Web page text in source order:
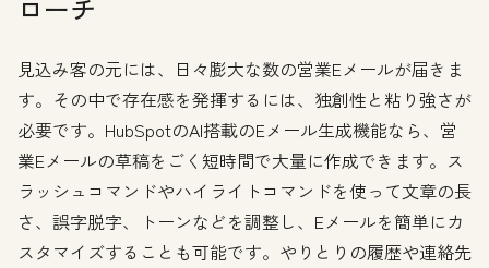
ローチ
見込み客の元には、日々膨大な数の営業Eメールが届きま
す。その中で存在感を発揮するには、独創性と粘り強さが
必要です。HubSpotのAI搭載のEメール生成機能なら、営
業Eメールの草稿をごく短時間で大量に作成できます。ス
ラッシュコマンドやハイライトコマンドを使って文章の長
さ、誤字脱字、トーンなどを調整し、Eメールを簡単にカ
スタマイズすることも可能です。やりとりの履歴や連絡先